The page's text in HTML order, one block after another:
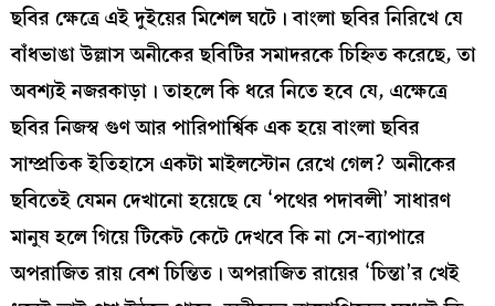
ছবির ক্ষেত্রে এই দুইয়ের মিশেল ঘটে। বাংলা ছবির নিরিখে যে
বাঁধভাঙা উল্লাস অনীকের ছবিটির সমাদরকে চিহ্নিত করেছে, তা
অবশ্যই নজরকাড়া। তাহলে কি ধরে নিতে হবে যে, এক্ষেত্রে
ছবির নিজস্ব গুণ আর পারিপার্শ্বিক এক হয়ে বাংলা ছবির
সাম্প্রতিক ইতিহাসে একটা মাইলস্টোন রেখে গেল? অনীকের
ছবিতেই যেমন দেখানো হয়েছে যে ‘পথের পদাবলী’ সাধারণ
মানুষ হলে গিয়ে টিকেট কেটে দেখবে কি না সে-ব্যাপারে
অপরাজিত রায় বেশ চিন্তিত। অপরাজিত রায়ের ‘চিন্তা’র খেই